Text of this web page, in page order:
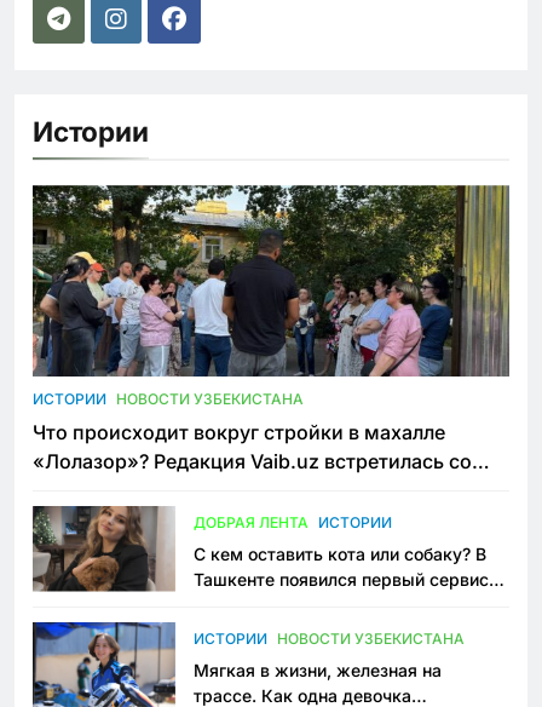
Истории
ИСТОРИИ НОВОСТИ УЗБЕКИСТАНА
Что происходит вокруг стройки в махалле
«Лолазор»? Редакция Vaib.uz встретилась со
ДОБРАЯ ЛЕНТА ИСТОРИИ
С кем оставить кота или собаку? В
Ташкенте появился первый сервис
ИСТОРИИ НОВОСТИ УЗБЕКИСТАНА
Мягкая в жизни, железная на
трассе. Как одна девочка